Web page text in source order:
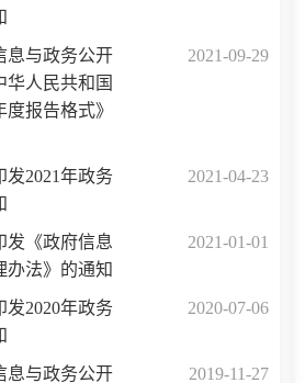
2021-09-29
息与政务公开
华人民共和国
报告格式》
2021-04-23
发2021年政务
2021-01-01
发《政府信息
办法》的通知
2020-07-06
发2020年政务
2019-11-27
息与政务公开